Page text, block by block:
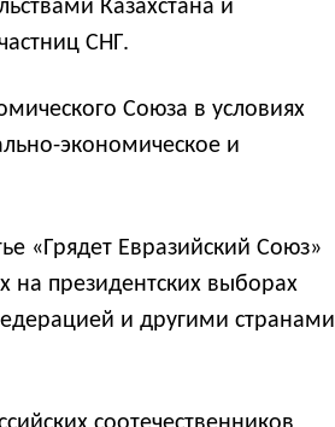
Казахстана и
СНГ.
Союза в условиях
экономическое и
«Грядет Евразийский Союз»
на президентских выборах
и другими странами